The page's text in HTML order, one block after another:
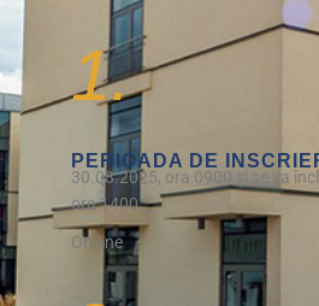
1.
PERIOADA DE
30.08.2025, ora 0900 și se va
ora 1400
On-line